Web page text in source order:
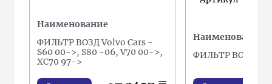
Наименование
ФИЛЬТР ВОЗД Volvo Cars -
S60 00->, S80 -06, V70 00->,
XC70 97->
Наименование
ФИЛЬТР